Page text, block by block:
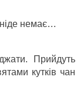
ніде немає…
Прийдуть
кутків чан